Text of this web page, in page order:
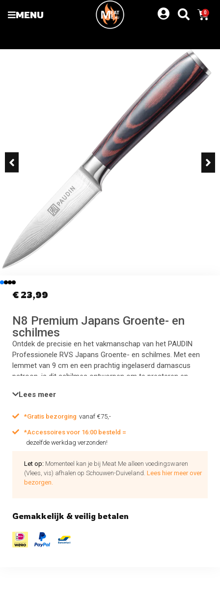
MENU 0
€ 23,99
N8 Premium Japans Groente- en
schilmes
Ontdek de precisie en het vakmanschap van het PAUDIN
Professionele RVS Japans Groente- en schilmes. Met een
lemmet van 9 cm en een prachtig ingelaserd damascus
patroon, is dit schilmes ontworpen om te presteren en
keukengereedschap, maar ook een stijlvolle aanvulling op
Lees meer
*Gratis bezorging vanaf €75,-
*Accessoires voor 16:00 besteld =
dezelfde werkdag verzonden!
Let op: Momenteel kan je bij Meat Me alleen voedingswaren
(Vlees, vis) afhalen op Schouwen-Duiveland. Lees hier meer over
bezorgen.
Gemakkelijk & veilig betalen